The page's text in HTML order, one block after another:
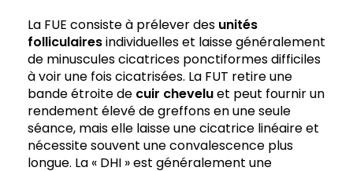
La FUE consiste à prélever des unités
folliculairesindividuelles et laisse généralement
de minuscules cicatrices ponctiformes difficiles
à voir une fois cicatrisées. La FUT retire une
bande étroite de cuir cheveluet peut fournir un
rendement élevé de greffons en une seule
séance, mais elle laisse une cicatrice linéaire et
nécessite souvent une convalescence plus
longue. La « DHI » est généralement une